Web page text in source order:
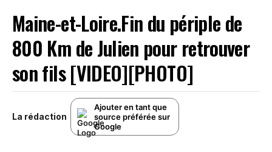
Maine-et-Loire.Fin du périple de
800 Km de Julien pour retrouver
son fils [VIDEO][PHOTO]
La rédaction
Ajouter en tant que
source préférée sur
Google